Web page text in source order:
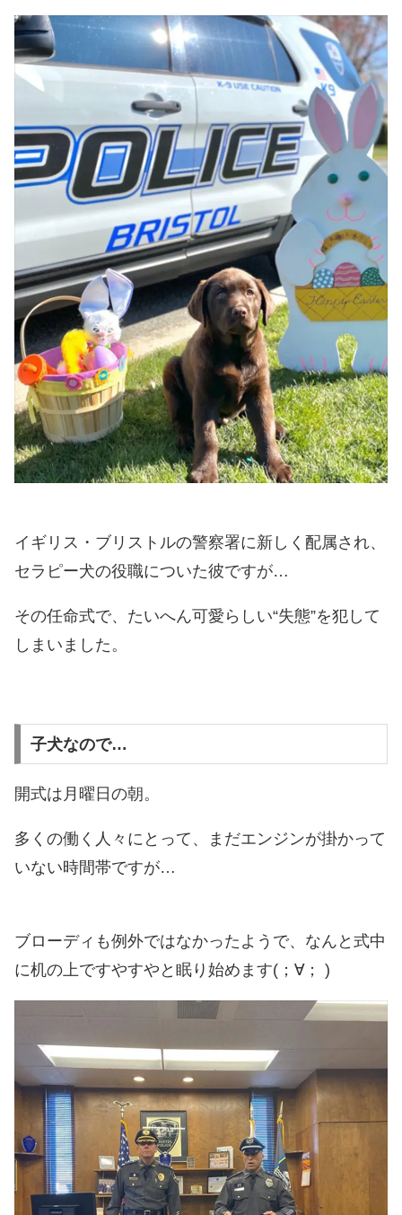
イギリス・ブリストルの警察署に新しく配属され、
セラピー犬の役職についた彼ですが…
その任命式で、たいへん可愛らしい“失態”を犯して
しまいました。
子犬なので…
開式は月曜日の朝。
多くの働く人々にとって、まだエンジンが掛かって
いない時間帯ですが…
ブローディも例外ではなかったようで、なんと式中
に机の上ですやすやと眠り始めます(；∀； )